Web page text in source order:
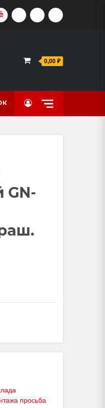
VKVIDEORUTUBEDZEN
0,00 ₽
GN-
просьба